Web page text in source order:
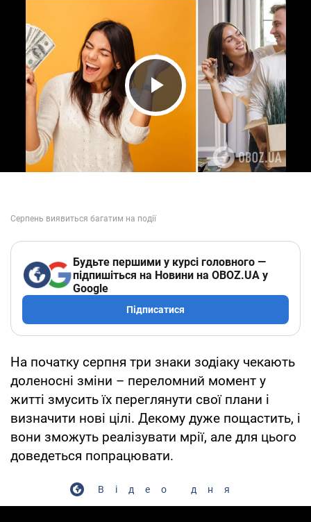
Play Video
Будьте першими у курсі головного —
підпишіться на Новини на OBOZ.UA у
Google
Підписатися
На початку серпня три знаки зодіаку чекають
доленосні зміни – переломний момент у
житті змусить їх переглянути свої плани і
визначити нові цілі. Декому дуже пощастить, і
вони зможуть реалізувати мрії, але для цього
доведеться попрацювати.
Відео дня